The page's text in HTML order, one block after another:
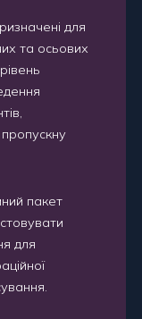
для
та осьових
пакет
для